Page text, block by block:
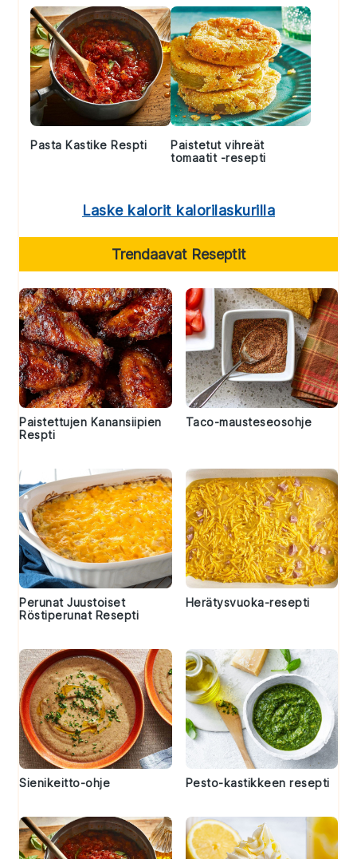
Pasta Kastike Respti
Paistetut vihreät
tomaatit -resepti
Laske kalorit kalorilaskurilla
Trendaavat Reseptit
Paistettujen Kanansiipien
Respti
Taco-mausteseosohje
Perunat Juustoiset
Röstiperunat Resepti
Herätysvuoka-resepti
Sienikeitto-ohje Pesto-kastikkeen resepti